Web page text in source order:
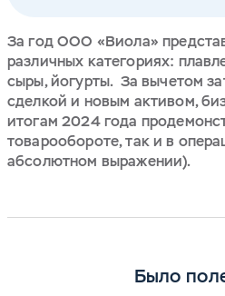
За год ООО «Виола»
различных категориях:
сыры, йогурты. За вычетом
сделкой и новым активом,
итогам 2024 года
товарообороте, так и в
абсолютном выражении).
Было